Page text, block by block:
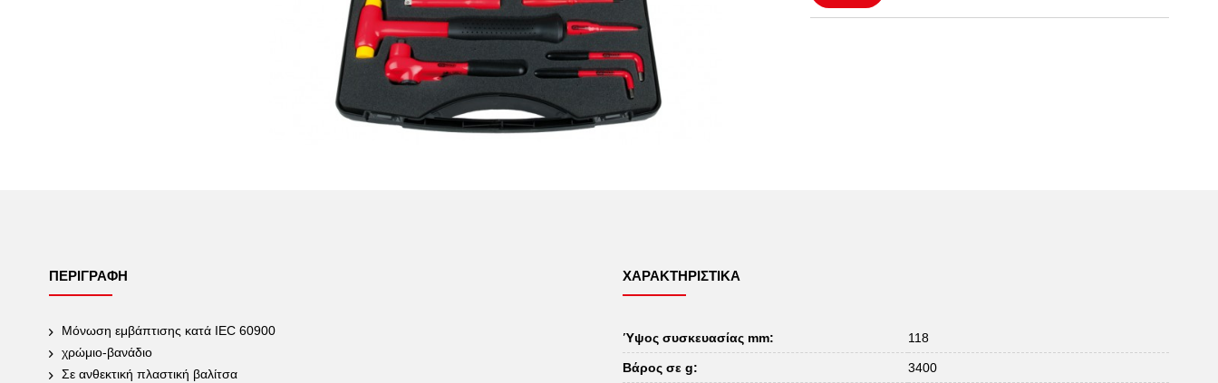
ΠΕΡΙΓΡΑΦΉ
Μόνωση εμβάπτισης κατά IEC 60900
χρώμιο-βανάδιο
Σε ανθεκτική πλαστική βαλίτσα
ΧΑΡΑΚΤΗΡΙΣΤΙΚΆ
Ύψος συσκευασίας mm: 118
Βάρος σε g: 3400